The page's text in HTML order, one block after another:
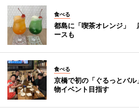
食べる
都島に「喫茶オレンジ」
ースも
食べる
京橋で初の「ぐるっとバ
物イベント目指す